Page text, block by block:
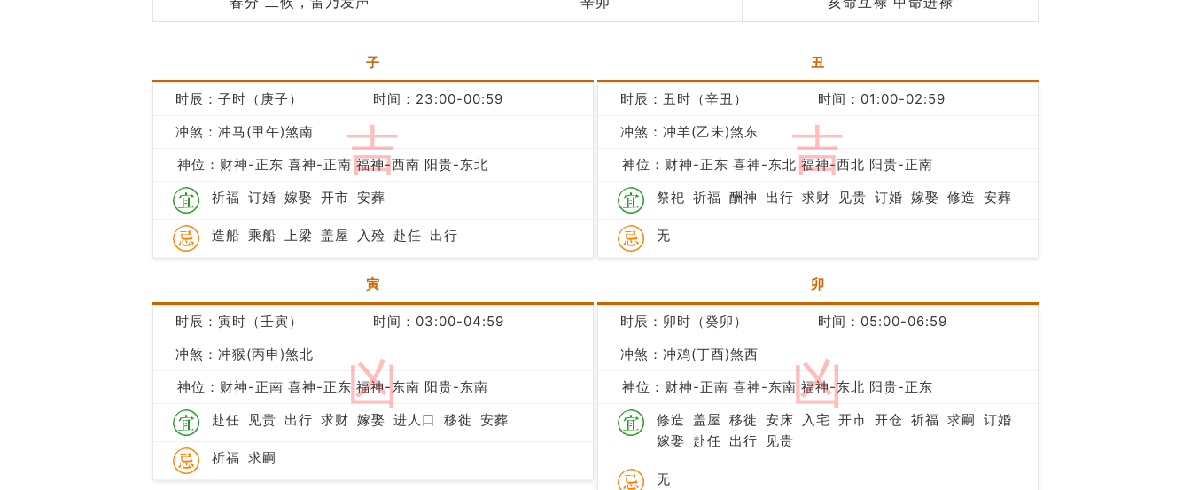
子
吉
时辰：子时（庚子）
时间：23:00-00:59
冲煞：冲马(甲午)煞南
神位：财神-正东 喜神-正南 福神-西南 阳贵-东北
祈福 订婚 嫁娶 开市 安葬
造船 乘船 上梁 盖屋 入殓 赴任 出行
丑
吉
时辰：丑时（辛丑）
时间：01:00-02:59
冲煞：冲羊(乙未)煞东
神位：财神-正东 喜神-东北 福神-西北 阳贵-正南
祭祀 祈福 酬神 出行 求财 见贵 订婚 嫁娶 修造 安葬
无
寅
凶
时辰：寅时（壬寅）
时间：03:00-04:59
冲煞：冲猴(丙申)煞北
神位：财神-正南 喜神-正东 福神-东南 阳贵-东南
赴任
见贵 出行 求财 嫁娶 进人口 移徙 安葬
祈福 求嗣
卯
凶
时辰：卯时（癸卯）
时间：05:00-06:59
冲煞：冲鸡(丁酉)煞西
神位：财神-正南 喜神-东南 福神-东北 阳贵-正东
修造 盖屋 移徙 安床 入宅 开市 开仓 祈福 求嗣 订婚
嫁娶 赴任 出行 见贵
无